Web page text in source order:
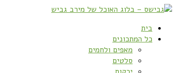
בית
כל המתכונים
מאפים ולחמים
סלטים